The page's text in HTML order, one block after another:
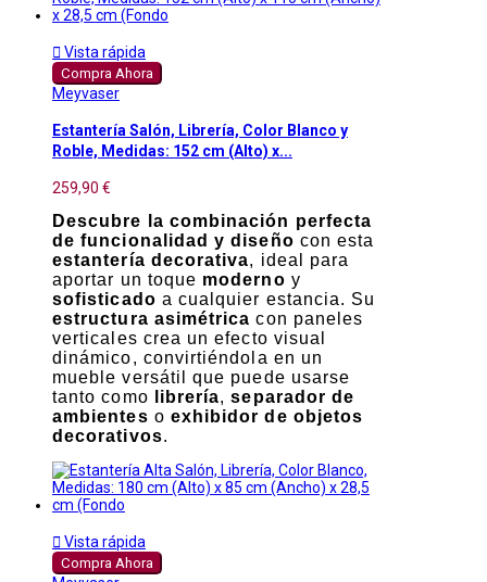
 Vista rápida
Compra Ahora
Meyvaser
Estantería Salón, Librería, Color Blanco y
Roble, Medidas: 152 cm (Alto) x...
259,90 €
Descubre la combinación perfecta
de funcionalidad y diseño con esta
estantería decorativa, ideal para
aportar un toque moderno y
sofisticado a cualquier estancia. Su
estructura asimétrica con paneles
verticales crea un efecto visual
dinámico, convirtiéndola en un
mueble versátil que puede usarse
tanto como
librería,separador de
ambientes o exhibidor de objetos
decorativos.
 Vista rápida
Compra Ahora